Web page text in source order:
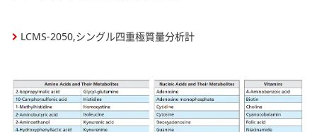
LCMS-2050,シングル四重極質量分析計